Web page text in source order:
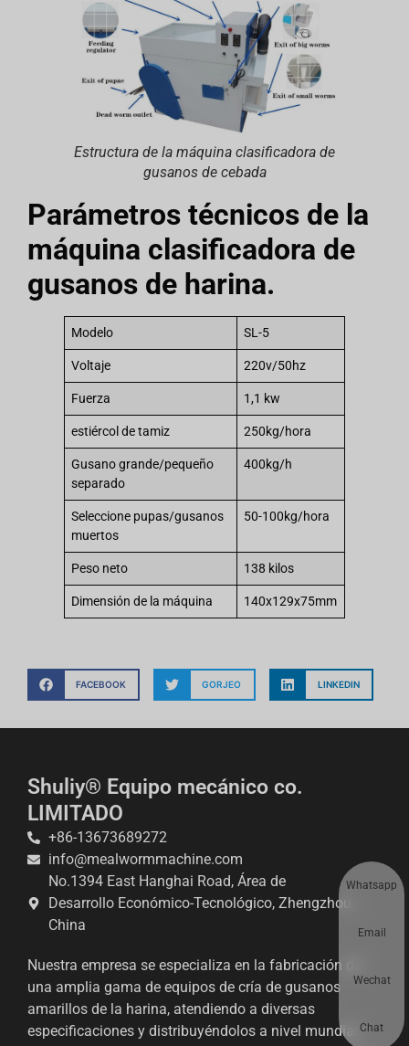
Estructura de la máquina clasificadora de
gusanos de cebada
Parámetros técnicos de la
máquina clasificadora de
gusanos de harina.
Modelo SL-5
Voltaje 220v/50hz
Fuerza 1,1 kw
estiércol de tamiz 250kg/hora
Gusano grande/pequeño
separado
400kg/h
Seleccione pupas/gusanos
muertos
50-100kg/hora
Peso neto 138 kilos
Dimensión de la máquina 140x129x75mm
FACEBOOK GORJEO LINKEDIN
Shuliy® Equipo mecánico co.
LIMITADO
+86-13673689272
info@mealwormmachine.com
No.1394 East Hanghai Road, Área de
Desarrollo Económico-Tecnológico, Zhengzhou,
China
Nuestra empresa se especializa en la fabricación de
una amplia gama de equipos de cría de gusanos
amarillos de la harina, atendiendo a diversas
especificaciones y distribuyéndolos a nivel mundial.
Whatsapp
Email
Wechat
Chat